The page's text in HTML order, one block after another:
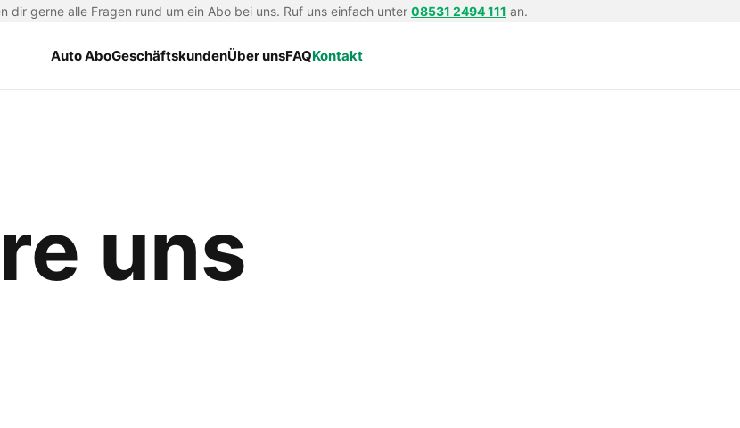
dir gerne alle Fragen rund um ein Abo bei uns. Ruf uns einfach unter 08531 2494 111 an.
Auto AboGeschäftskundenÜber unsFAQKontakt
uns